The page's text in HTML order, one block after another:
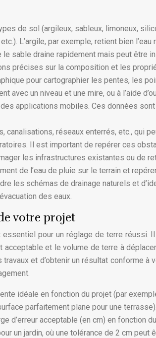
de sol (argileux, sableux, limoneux,
L’argile, par exemple, retient bien
sable draine rapidement mais peut être
précises sur la composition et les
pour cartographier les pentes, les
avec un niveau et une mire, ou à l’aide
applications mobiles. Ces données
réseaux enterrés, etc., qui
Il est important de repérer ces
les infrastructures existantes ou de
de l’eau de pluie sur le terrain et
les schémas de drainage naturels et
des eaux.
votre projet
pour un réglage de terre réussi.
et le volume de terre à
et d’obtenir un résultat conforme à
idéale en fonction du projet (par
parfaitement plane pour une terrasse).
d’erreur acceptable (en cm) en fonction
un jardin, où une tolérance de 2 cm peut